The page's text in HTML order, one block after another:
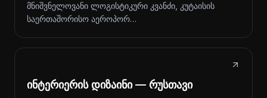
მნიშვნელოვანი ლოგისტიკური კვანძი, კუტაისის
საერთაშორისო აეროპორ…
ინტერიერის დიზაინი — რუსთავი